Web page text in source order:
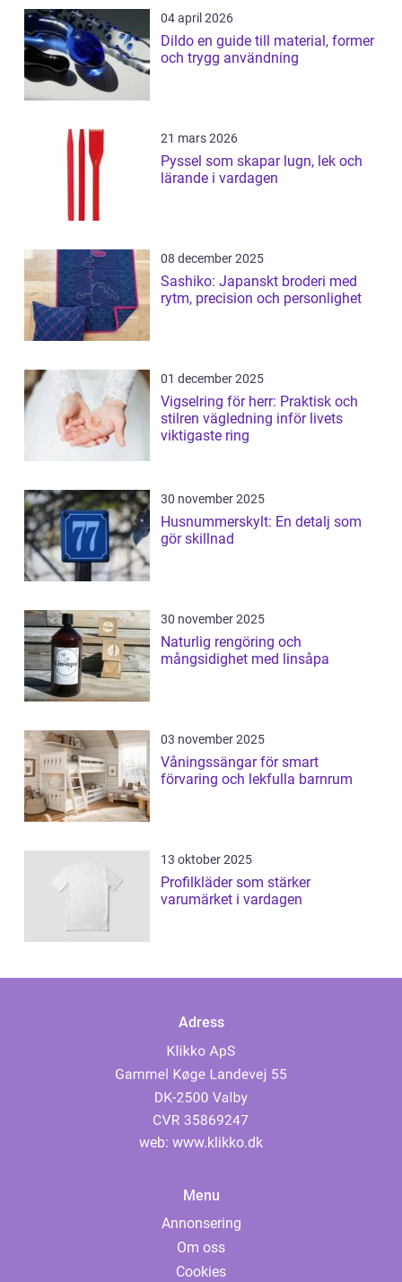
04 april 2026
Dildo en guide till material, former
och trygg användning
21 mars 2026
Pyssel som skapar lugn, lek och
lärande i vardagen
08 december 2025
Sashiko: Japanskt broderi med
rytm, precision och personlighet
01 december 2025
Vigselring för herr: Praktisk och
stilren vägledning inför livets
viktigaste ring
30 november 2025
Husnummerskylt: En detalj som
gör skillnad
30 november 2025
Naturlig rengöring och
mångsidighet med linsåpa
03 november 2025
Våningssängar för smart
förvaring och lekfulla barnrum
13 oktober 2025
Profilkläder som stärker
varumärket i vardagen
Adress
web: www.klikko.dk
Menu
Annonsering
Om oss
Cookies